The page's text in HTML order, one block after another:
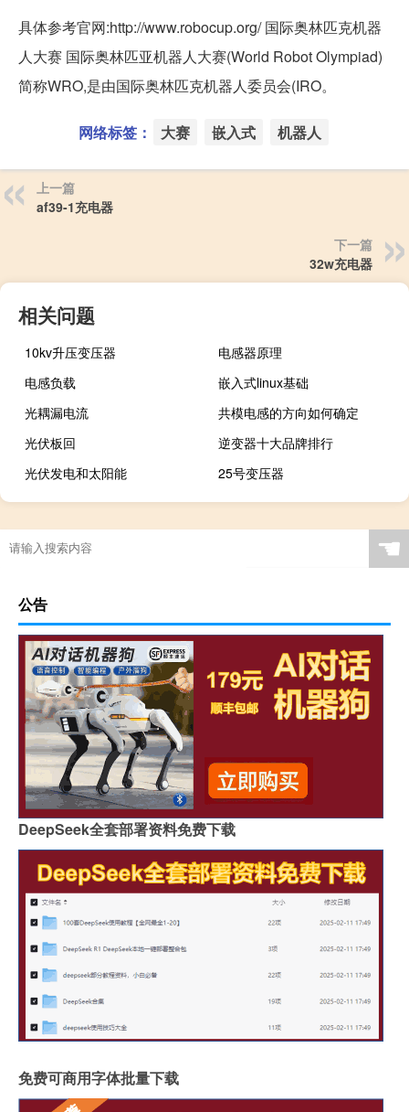
具体参考官网:http://www.robocup.org/ 国际奥林匹克机器
人大赛 国际奥林匹亚机器人大赛(World Robot Olympiad)
简称WRO,是由国际奥林匹克机器人委员会(IRO。
网络标签： 大赛 嵌入式 机器人
上一篇
af39-1充电器
下一篇
32w充电器
相关问题
10kv升压变压器
电感器原理
电感负载
嵌入式linux基础
光耦漏电流
共模电感的方向如何确定
光伏板回
逆变器十大品牌排行
光伏发电和太阳能
25号变压器
☚
公告
DeepSeek全套部署资料免费下载
免费可商用字体批量下载